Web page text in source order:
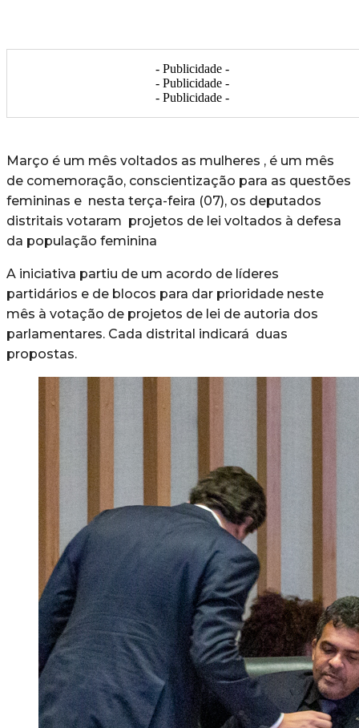
- Publicidade -
- Publicidade -
- Publicidade -
Março é um mês voltados as mulheres , é um mês
de comemoração, conscientização para as questões
femininas e nesta terça-feira (07), os deputados
distritais votaram projetos de lei voltados à defesa
da população feminina
A iniciativa partiu de um acordo de líderes
partidários e de blocos para dar prioridade neste
mês à votação de projetos de lei de autoria dos
parlamentares. Cada distrital indicará duas
propostas.